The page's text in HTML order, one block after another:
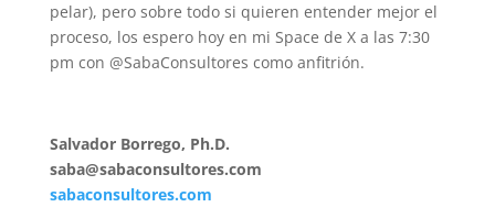
pelar), pero sobre todo si quieren entender mejor el
proceso, los espero hoy en mi Space de X a las 7:30
pm con @SabaConsultores como anfitrión.
Salvador Borrego, Ph.D.
saba@sabaconsultores.com
sabaconsultores.com